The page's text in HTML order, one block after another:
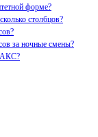
форме?
столбцов?
за ночные смены?